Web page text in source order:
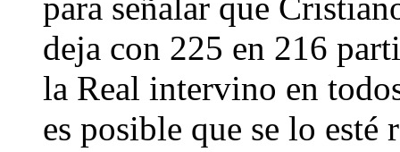
deja con 225 en 216
la Real intervino en
es posible que se lo esté